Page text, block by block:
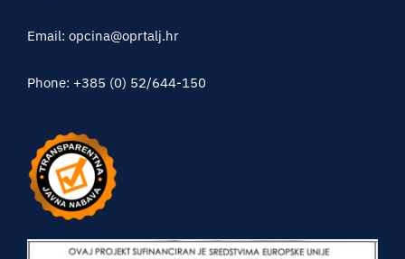
Email: opcina@oprtalj.hr
Phone: +385 (0) 52/644-150